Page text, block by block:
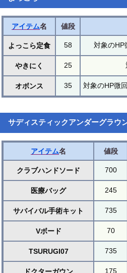
アイテム名 値段
よっこら定食 58 対象のHP
やきにく 25
オボンス 35 対象のHP微
サディスティックアンダーグラウ
アイテム名 値段
クラブハンドソード 700
医療バッグ 245
サバイバル手術キット 735
Vボード 70
TSURUGI07 735
ドクターガウン 175